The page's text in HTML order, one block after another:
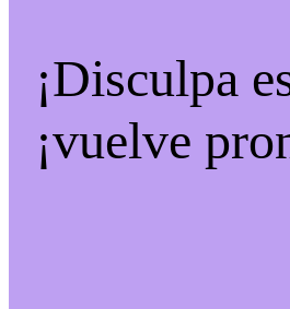
¡Disculpa
¡vuelve